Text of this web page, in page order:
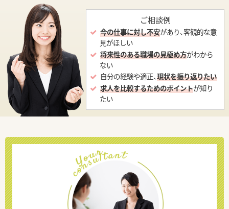
ご相談例
今の仕事に対し不安があり、客観的な意
見がほしい
将来性のある職場の見極め方がわから
ない
自分の経験や適正、現状を振り返りたい
求人を比較するためのポイントが知り
たい